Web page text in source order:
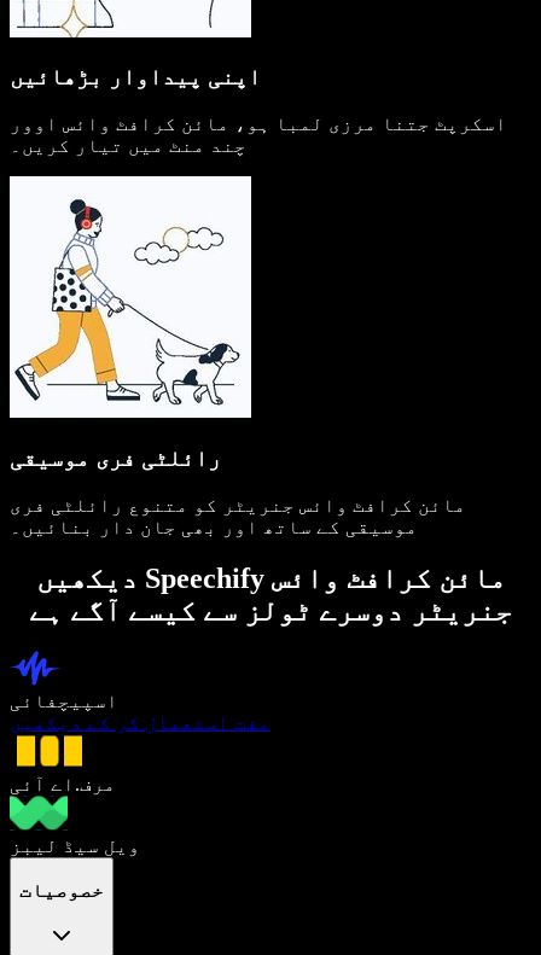
اپنی پیداوار بڑھائیں
اسکرپٹ جتنا مرزی لمبا ہو، مائن کرافٹ وائس اوور
چند منٹ میں تیار کریں۔
رائلٹی فری موسیقی
مائن کرافٹ وائس جنریٹر کو متنوع رائلٹی فری
موسیقی کے ساتھ اور بھی جان دار بنائیں۔
دیکھیں Speechify مائن کرافٹ وائس
جنریٹر دوسرے ٹولز سے کیسے آگے ہے
اسپیچفائی
مفت استعمال کر کے دیکھیں
مرف.اے آئی
ویل سیڈ لیبز
خصوصیات